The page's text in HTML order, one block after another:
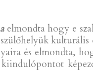
elmondta hogy e
és elmondta,